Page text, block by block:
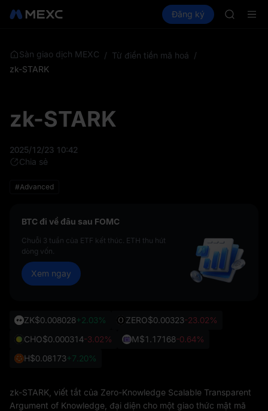
Thị trường Spot Futures PLTR
Đăng ký
HEI
Sàn giao dịch MEXC / Từ điển tiền mã hoá /
zk-STARK
zk-STARK
2025/12/23 10:42
Chia sẻ
#Advanced
BTC đi về đâu sau FOMC
Chuỗi 3 tuần của ETF kết thúc. ETH thu hút
dòng vốn.
Xem ngay
ZK$0.008028+2.03% ZERO$0.00323-23.02%
CHO$0.000314-3.02% M$1.17168-0.64%
H$0.08173+7.20%
zk-STARK, viết tắt của Zero-Knowledge Scalable Transparent
Argument of Knowledge, đại diện cho một giao thức mật mã